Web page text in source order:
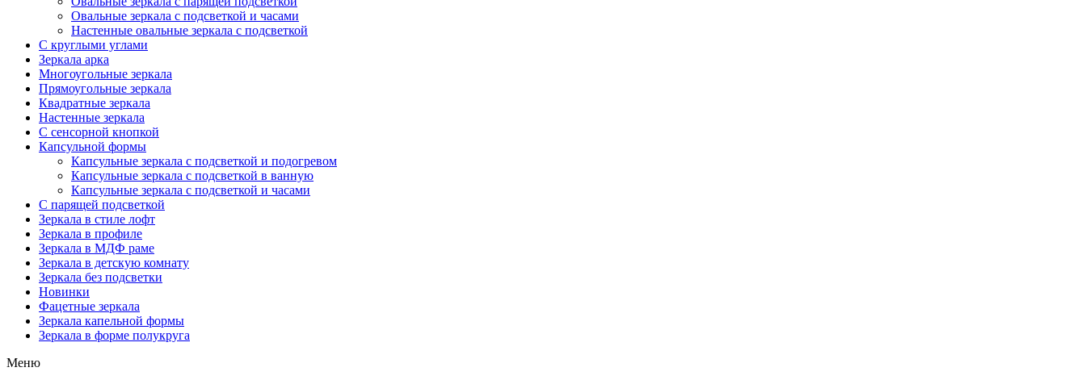
Овальные зеркала с подсветкой и часами
Настенные овальные зеркала с подсветкой
С круглыми углами
Зеркала арка
Многоугольные зеркала
Прямоугольные зеркала
Квадратные зеркала
Настенные зеркала
С сенсорной кнопкой
Капсульной формы
Капсульные зеркала с подсветкой и подогревом
Капсульные зеркала с подсветкой в ванную
Капсульные зеркала с подсветкой и часами
С парящей подсветкой
Зеркала в стиле лофт
Зеркала в профиле
Зеркала в МДФ раме
Зеркала в детскую комнату
Зеркала без подсветки
Новинки
Фацетные зеркала
Зеркала капельной формы
Зеркала в форме полукруга
Меню